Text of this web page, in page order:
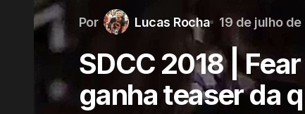
Por Lucas Rocha 19 de julho de
SDCC 2018 |
ganha teaser da